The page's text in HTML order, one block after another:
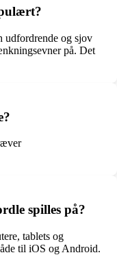
udfordrende og sjov
på. Det
spilles på?
tablets og
til iOS og Android.